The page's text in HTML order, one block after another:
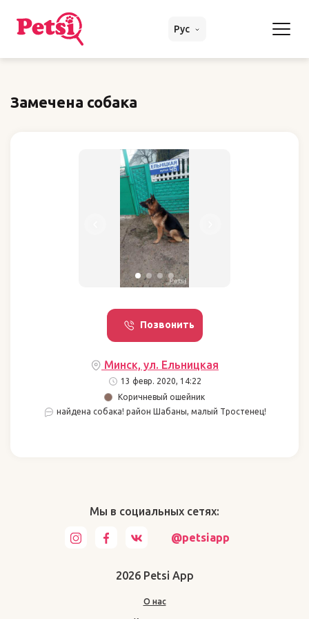
Рус
Замечена собака
Позвонить
Минск, ул. Ельницкая
13 февр. 2020, 14:22
Коричневый ошейник
найдена собака! район Шабаны, малый Тростенец!
Мы в социальных сетях:
@petsiapp
2026 Petsi App
О нас